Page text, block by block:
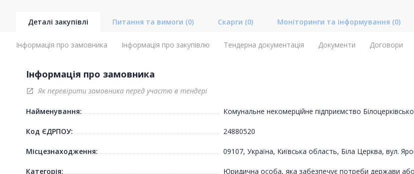
Деталі закупівлі Питання та вимоги (0) Скарги (0) Моніторинги та інформування (0)
Інформація про замовника Інформація про закупівлю Тендерна документація Документи Договори
Інформація про замовника
open_in_new Як перевірити замовника перед участю в тендері
Найменування: Комунальне некомерційне підприємство
Код ЄДРПОУ: 24880520
Місцезнаходження: 09107, Україна, Київська область, Біла Церква, вул.
Категорія: Юридична особа, яка забезпечує потреби держави